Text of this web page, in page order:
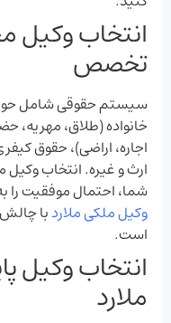
انتخاب وکیل
تخصص
سیستم حقوقی شامل
خانواده (طلاق،
اجاره، اراضی)، حقوق
ارث و غیره. انتخاب
شما، احتمال موفقیت
وکیل ملکی ملاردبا
است.
انتخاب وکیل
ملارد